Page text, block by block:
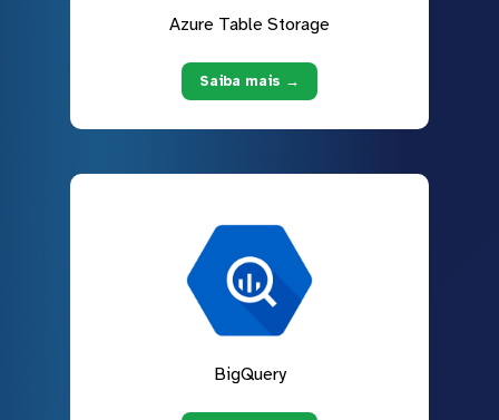
Azure Table Storage
Saiba mais →
BigQuery